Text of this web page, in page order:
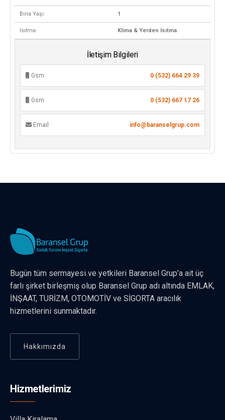
Bina Yaşı: 1
Isıtma: Klima & Yerden Isıtma
İletişim Bilgileri
Gsm 0 (532) 664 29 39
Gsm 0 (532) 667 17 26
Email info@baranselgrup.com
Bugün tüm sermayesi ve yetkileri Baransel Grup’a ait üç
farlı şirket birleşmiş olup Baransel Grup adı altında EMLAK,
İNŞAAT, TURİZM, OTOMOTİV ve SİGORTA aracılık
hizmetlerini sunmaktadır.
Hakkımızda
Hizmetlerimiz